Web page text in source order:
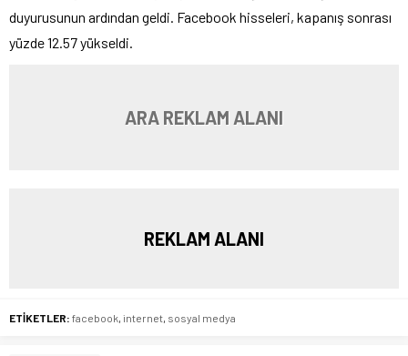
duyurusunun ardından geldi. Facebook hisseleri, kapanış sonrası
yüzde 12.57 yükseldi.
ARA REKLAM ALANI
REKLAM ALANI
ETİKETLER: facebook, internet, sosyal medya